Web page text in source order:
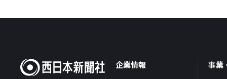
企業情報 事業